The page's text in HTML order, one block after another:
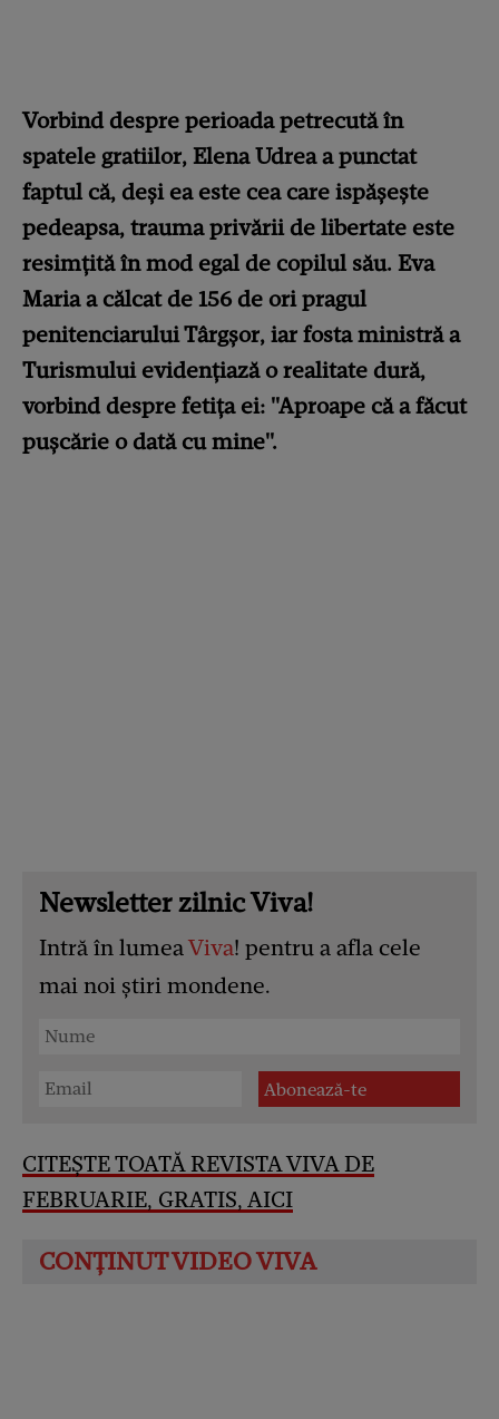
Vorbind despre perioada petrecută în
spatele gratiilor, Elena Udrea a punctat
faptul că, deși ea este cea care ispășește
pedeapsa, trauma privării de libertate este
resimțită în mod egal de copilul său. Eva
Maria a călcat de 156 de ori pragul
penitenciarului Târgșor, iar fosta ministră a
Turismului evidențiază o realitate dură,
vorbind despre fetița ei: "Aproape că a făcut
pușcărie o dată cu mine".
Newsletter zilnic Viva!
Intră în lumeaViva! pentru a afla cele
mai noi știri mondene.
CITEȘTE TOATĂ REVISTA VIVA DE
FEBRUARIE, GRATIS, AICI